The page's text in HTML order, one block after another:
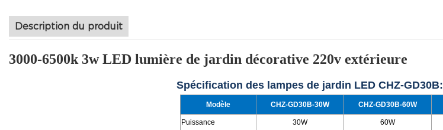
Description du produit
3000-6500k 3w LED lumière de jardin décorative 220v extérieure
Spécification des lampes de jardin LED CHZ-GD30B:
Modèle CHZ-GD30B-30W CHZ-GD30B-60W
Puissance 30W 60W